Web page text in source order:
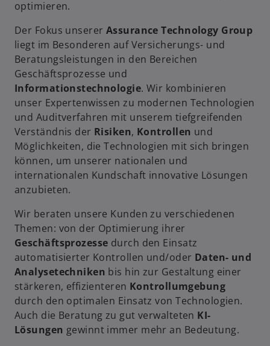
f
f
n
t
V
i
d
e
o
optimieren.
Der Fokus unserer Assurance Technology Group
liegt im Besonderen auf Versicherungs- und
Beratungsleistungen in den Bereichen
Geschäftsprozesse und
Informationstechnologie. Wir kombinieren
unser Expertenwissen zu modernen Technologien
und Auditverfahren mit unserem tiefgreifenden
Verständnis der Risiken, Kontrollen und
Möglichkeiten, die Technologien mit sich bringen
können, um unserer nationalen und
internationalen Kundschaft innovative Lösungen
anzubieten.
Wir beraten unsere Kunden zu verschiedenen
Themen: von der Optimierung ihrer
Geschäftsprozesse durch den Einsatz
automatisierter Kontrollen und/oder Daten- und
Analysetechniken bis hin zur Gestaltung einer
stärkeren, effizienteren Kontrollumgebung
durch den optimalen Einsatz von Technologien.
Auch die Beratung zu gut verwalteten KI-
Lösungen gewinnt immer mehr an Bedeutung.